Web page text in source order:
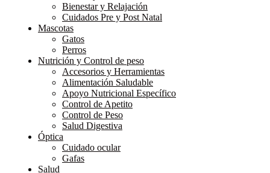
Bienestar y Relajación
Cuidados Pre y Post Natal
Mascotas
Gatos
Perros
Nutrición y Control de peso
Accesorios y Herramientas
Alimentación Saludable
Apoyo Nutricional Específico
Control de Apetito
Control de Peso
Salud Digestiva
Óptica
Cuidado ocular
Gafas
Salud